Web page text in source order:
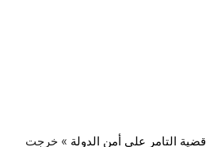
قضية التامر على أمن الدولة » خرجت